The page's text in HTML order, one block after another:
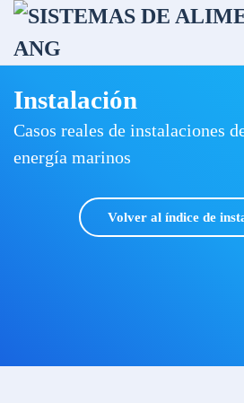
Ir al contenido principal
Instalación
Casos reales de instalaciones
energía marinos
Volver al índice de